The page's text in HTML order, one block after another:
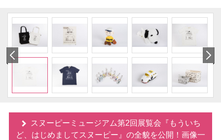
スヌーピーミュージアム第2回展覧会『もういち
ど、はじめましてスヌーピー』の全貌を公開！画像一